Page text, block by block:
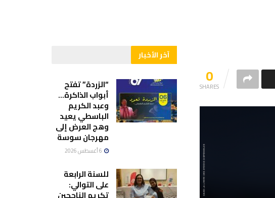
0
SHARES
آخر الأخبار
“الزردة” تفتح
أبواب الذاكرة…
وعبد الكريم
الباسطي يعيد
وهج العرض إلى
مهرجان سوسة
للسنة الرابعة
على التوالي: